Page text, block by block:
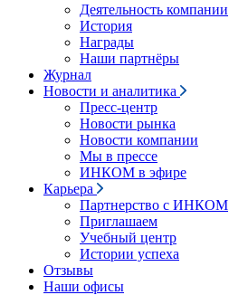
Деятельность компании
История
Награды
Наши партнёры
Журнал
Новости и аналитика
Пресс-центр
Новости рынка
Новости компании
Мы в прессе
ИНКОМ в эфире
Карьера
Партнерство с ИНКОМ
Приглашаем
Учебный центр
Истории успеха
Отзывы
Наши офисы